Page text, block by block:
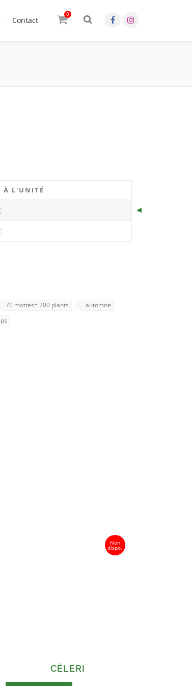
Contact OK
0
À L'UNITÉ
70 mottes= 200 plants
automne
CÉLERI